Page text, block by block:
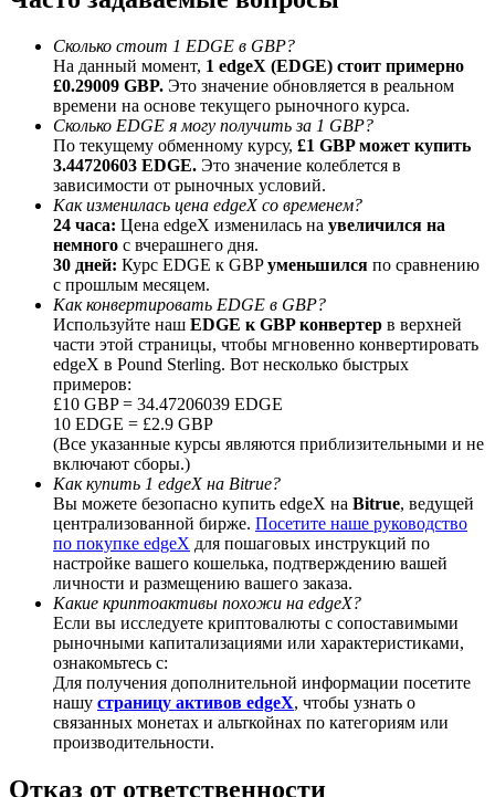
Реферал
Пригласите друга, чтобы получить денежные
вознаграждения
BTC Welcome Rewards
BTC Welcome Rewards
Deposit & Trade BTC to Share 25000 USDT prize pool!
Deposit CASHCAT & Win
Share 500000 CASHCAT prize pool
Сколько стоит 1 EDGE в GBP?
На данный момент, 1 edgeX (EDGE) стоит примерно
£0.29009 GBP. Это значение обновляется в реальном
времени на основе текущего рыночного курса.
Сколько EDGE я могу получить за 1 GBP?
По текущему обменному курсу, £1 GBP может купить
3.44720603 EDGE. Это значение колеблется в
зависимости от рыночных условий.
Как изменилась цена edgeX со временем?
24 часа: Цена edgeX изменилась на увеличился на
немного с вчерашнего дня.
30 дней: Курс EDGE к GBPуменьшился по сравнению
с прошлым месяцем.
Как конвертировать EDGE в GBP?
Используйте наш EDGE к GBP конвертер в верхней
части этой страницы, чтобы мгновенно конвертировать
edgeX в Pound Sterling. Вот несколько быстрых
примеров:
£10 GBP = 34.47206039 EDGE
10 EDGE = £2.9 GBP
(Все указанные курсы являются приблизительными и не
включают сборы.)
Как купить 1 edgeX на Bitrue?
Вы можете безопасно купить edgeX на Bitrue, ведущей
централизованной бирже. Посетите наше руководство
по покупке edgeX для пошаговых инструкций по
настройке вашего кошелька, подтверждению вашей
личности и размещению вашего заказа.
Какие криптоактивы похожи на edgeX?
Если вы исследуете криптовалюты с сопоставимыми
рыночными капитализациями или характеристиками,
ознакомьтесь с:
Для получения дополнительной информации посетите
нашу страницу активов edgeX, чтобы узнать о
связанных монетах и альткойнах по категориям или
производительности.
Отказ от ответственности